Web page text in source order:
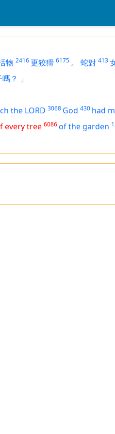
物 2416更狡猾 6175 。 蛇對 413
？ 」
the LORD 3068 God 430 had
every tree 6086of the garden